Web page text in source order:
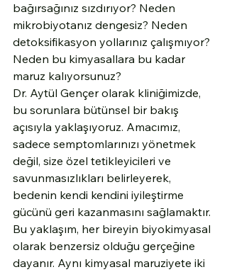
bağırsağınız sızdırıyor? Neden
mikrobiyotanız dengesiz? Neden
detoksifikasyon yollarınız çalışmıyor?
Neden bu kimyasallara bu kadar
maruz kalıyorsunuz?
Dr. Aytül Gençer olarak kliniğimizde,
bu sorunlara bütünsel bir bakış
açısıyla yaklaşıyoruz. Amacımız,
sadece semptomlarınızı yönetmek
değil, size özel tetikleyicileri ve
savunmasızlıkları belirleyerek,
bedenin kendi kendini iyileştirme
gücünü geri kazanmasını sağlamaktır.
Bu yaklaşım, her bireyin biyokimyasal
olarak benzersiz olduğu gerçeğine
dayanır. Aynı kimyasal maruziyete iki